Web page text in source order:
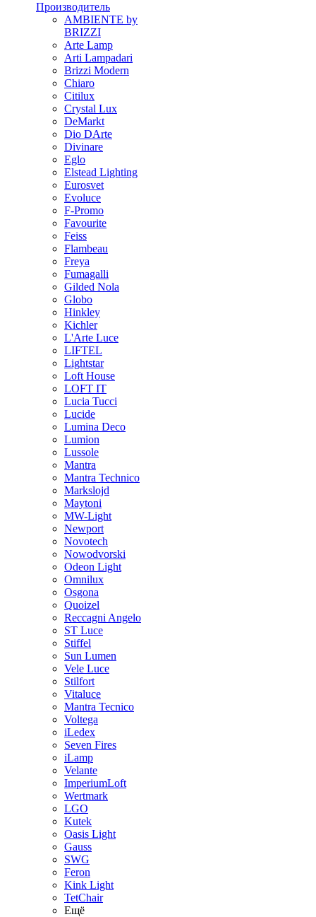
Производитель
AMBIENTE by
BRIZZI
Arte Lamp
Arti Lampadari
Brizzi Modern
Chiaro
Citilux
Crystal Lux
DeMarkt
Dio DArte
Divinare
Eglo
Elstead Lighting
Eurosvet
Evoluce
F-Promo
Favourite
Feiss
Flambeau
Freya
Fumagalli
Gilded Nola
Globo
Hinkley
Kichler
L'Arte Luce
LIFTEL
Lightstar
Loft House
LOFT IT
Lucia Tucci
Lucide
Lumina Deco
Lumion
Lussole
Mantra
Mantra Technico
Markslojd
Maytoni
MW-Light
Newport
Novotech
Nowodvorski
Odeon Light
Omnilux
Osgona
Quoizel
Reccagni Angelo
ST Luce
Stiffel
Sun Lumen
Vele Luce
Stilfort
Vitaluce
Mantra Tecnico
Voltega
iLedex
Seven Fires
iLamp
Velante
ImperiumLoft
Wertmark
LGO
Kutek
Oasis Light
Gauss
SWG
Feron
Kink Light
TetСhair
Ещё